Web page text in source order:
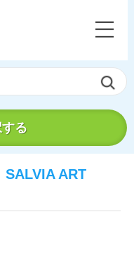
る
SALVIA ART